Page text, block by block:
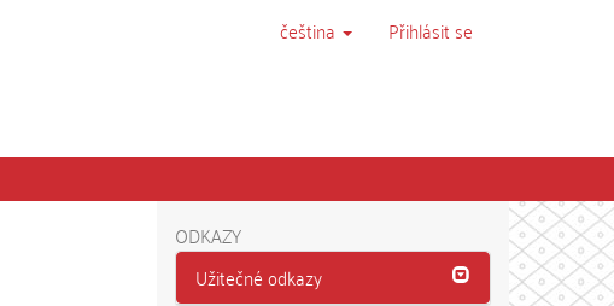
čeština Přihlásit se
ODKAZY
Užitečné odkazy